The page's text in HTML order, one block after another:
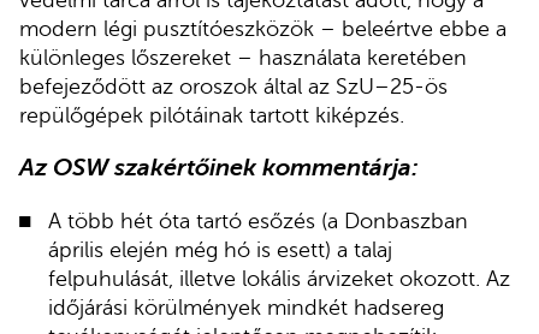
modern légi pusztítóeszközök – beleértve ebbe a
különleges lőszereket – használata keretében
befejeződött az oroszok által az SzU–25-ös
repülőgépek pilótáinak tartott kiképzés.
Az OSW szakértőinek kommentárja:
A több hét óta tartó esőzés (a Donbaszban
április elején még hó is esett) a talaj
felpuhulását, illetve lokális árvizeket okozott. Az
időjárási körülmények mindkét hadsereg